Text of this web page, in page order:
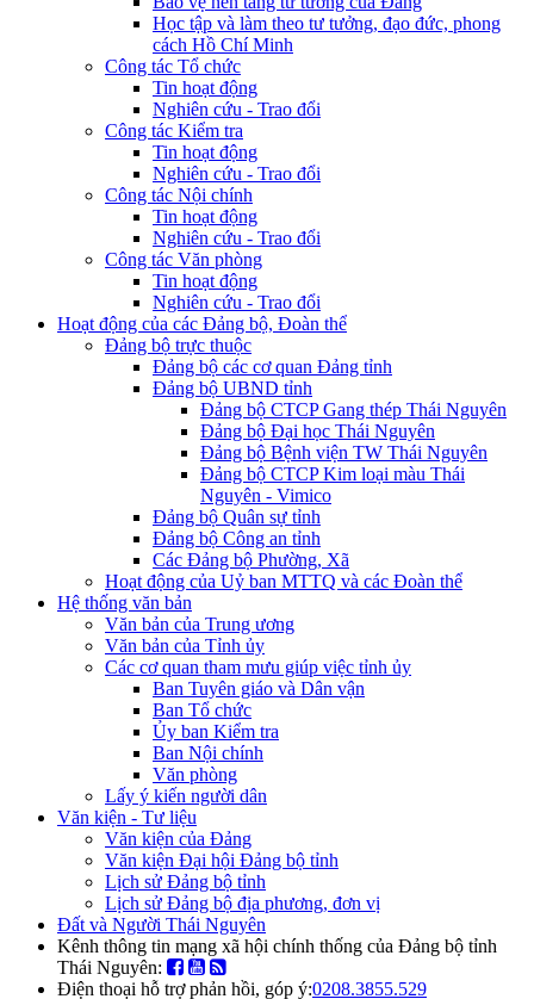
Học tập và làm theo tư tưởng, đạo đức, phong
cách Hồ Chí Minh
Công tác Tổ chức
Tin hoạt động
Nghiên cứu - Trao đổi
Công tác Kiểm tra
Tin hoạt động
Nghiên cứu - Trao đổi
Công tác Nội chính
Tin hoạt động
Nghiên cứu - Trao đổi
Công tác Văn phòng
Tin hoạt động
Nghiên cứu - Trao đổi
Hoạt động của các Đảng bộ, Đoàn thể
Đảng bộ trực thuộc
Đảng bộ các cơ quan Đảng tỉnh
Đảng bộ UBND tỉnh
Đảng bộ CTCP Gang thép Thái Nguyên
Đảng bộ Đại học Thái Nguyên
Đảng bộ Bệnh viện TW Thái Nguyên
Đảng bộ CTCP Kim loại màu Thái
Nguyên - Vimico
Đảng bộ Quân sự tỉnh
Đảng bộ Công an tỉnh
Các Đảng bộ Phường, Xã
Hoạt động của Uỷ ban MTTQ và các Đoàn thể
Hệ thống văn bản
Văn bản của Trung ương
Văn bản của Tỉnh ủy
Các cơ quan tham mưu giúp việc tỉnh ủy
Ban Tuyên giáo và Dân vận
Ban Tổ chức
Ủy ban Kiểm tra
Ban Nội chính
Văn phòng
Lấy ý kiến người dân
Văn kiện - Tư liệu
Văn kiện của Đảng
Văn kiện Đại hội Đảng bộ tỉnh
Lịch sử Đảng bộ tỉnh
Lịch sử Đảng bộ địa phương, đơn vị
Đất và Người Thái Nguyên
Kênh thông tin mạng xã hội chính thống của Đảng bộ tỉnh
Thái Nguyên:
Điện thoại hỗ trợ phản hồi, góp ý:0208.3855.529